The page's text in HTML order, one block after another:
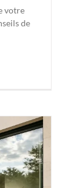
votre
de